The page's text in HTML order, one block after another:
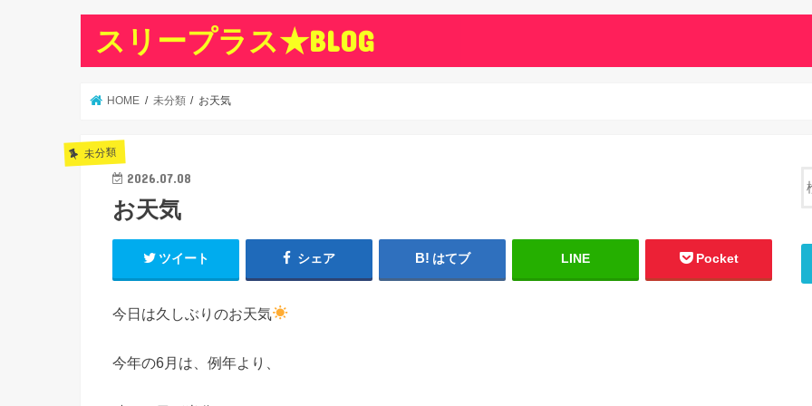
スリープラス★BLOG
HOME 未分類 お天気
未分類
2026.07.08
お天気
ツイート シェア はてブ LINE Pocket
今日は久しぶりのお天気
今年の6月は、例年より、